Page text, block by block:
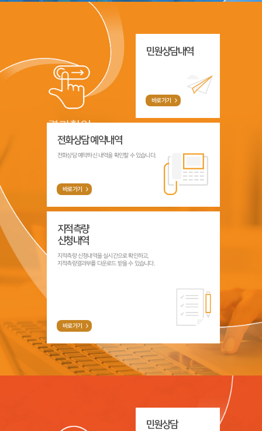
지적측량
신청내역
지적측량 신청내역을 실시간으로 확인하고,
지적측량결과부를 다운로드 받을 수 있습니다.
바로가기
전화상담 예약내역
전화상담 예약하신 내역을 확인할 수 있습니다.
바로가기
민원상담내역
바로가기
민원상담